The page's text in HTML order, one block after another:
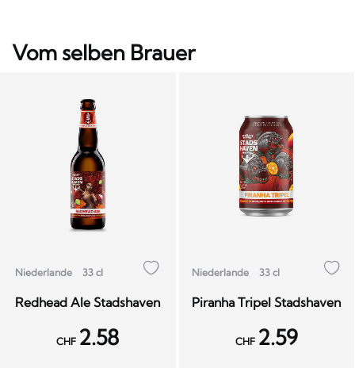
Vom selben Brauer
Niederlande 33 cl
Redhead Ale Stadshaven
CHF 2.58
Niederlande 33 cl
Piranha Tripel Stadshaven
CHF 2.59